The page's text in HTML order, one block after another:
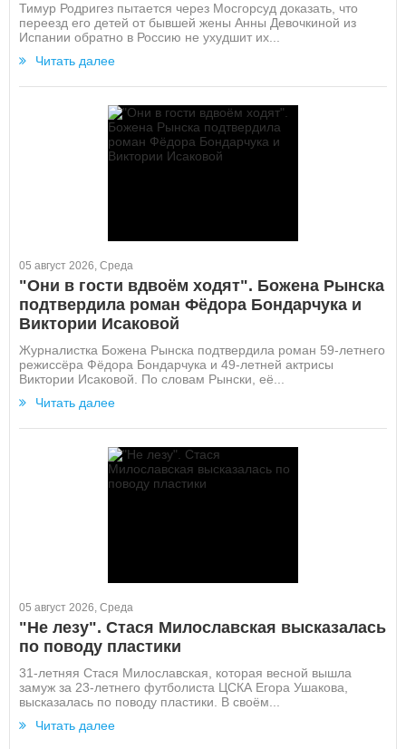
Тимур Родригез пытается через Мосгорсуд доказать, что
переезд его детей от бывшей жены Анны Девочкиной из
Испании обратно в Россию не ухудшит их...
Читать далее
05 август 2026, Среда
"Они в гости вдвоём ходят". Божена Рынска
подтвердила роман Фёдора Бондарчука и
Виктории Исаковой
Журналистка Божена Рынска подтвердила роман 59-летнего
режиссёра Фёдора Бондарчука и 49-летней актрисы
Виктории Исаковой. По словам Рынски, её...
Читать далее
05 август 2026, Среда
"Не лезу". Стася Милославская высказалась
по поводу пластики
31-летняя Стася Милославская, которая весной вышла
замуж за 23-летнего футболиста ЦСКА Егора Ушакова,
высказалась по поводу пластики. В своём...
Читать далее